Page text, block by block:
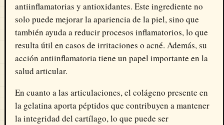
antiinflamatorias y antioxidantes. Este ingrediente no
solo puede mejorar la apariencia de la piel, sino que
también ayuda a reducir procesos inflamatorios, lo que
resulta útil en casos de irritaciones o acné. Además, su
acción antiinflamatoria tiene un papel importante en la
salud articular.
En cuanto a las articulaciones, el colágeno presente en
la gelatina aporta péptidos que contribuyen a mantener
la integridad del cartílago, lo que puede ser